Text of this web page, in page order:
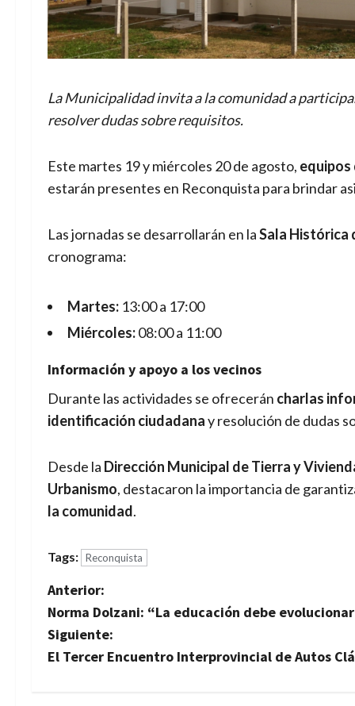
La Municipalidad invita a la comunidad a
resolver dudas sobre requisitos.
Este martes 19 y miércoles 20 de agosto, equipos
estarán presentes en Reconquista para brindar
Las jornadas se desarrollarán en laSala Histórica
cronograma:
Martes: 13:00 a 17:00
Miércoles:08:00 a 11:00
Información y apoyo a los vecinos
Durante las actividades se ofrecerán charlas
identificación ciudadanay resolución de dudas
Desde la Dirección Municipal de Tierra y
Urbanismo, destacaron la importancia de
la comunidad.
Tags: Reconquista
N
a
v
Anterior:
Norma Dolzani: “La educación debe
Siguiente:
El Tercer Encuentro Interprovincial de Autos